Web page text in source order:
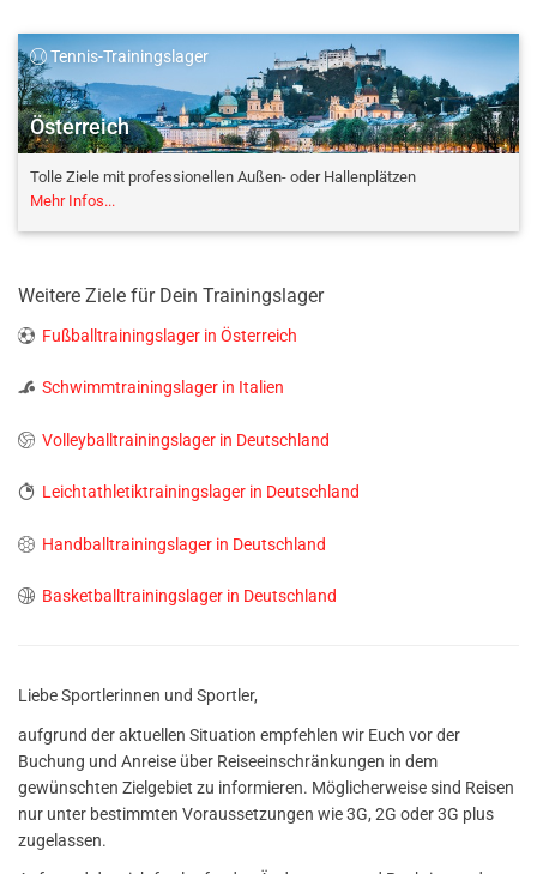
Tennis-Trainingslager
Österreich
Tolle Ziele mit professionellen Außen- oder Hallenplätzen
Mehr Infos...
Weitere Ziele für Dein Trainingslager
Fußballtrainingslager in Österreich
Schwimmtrainingslager in Italien
Volleyballtrainingslager in Deutschland
Leichtathletiktrainingslager in Deutschland
Handballtrainingslager in Deutschland
Basketballtrainingslager in Deutschland
Liebe Sportlerinnen und Sportler,
aufgrund der aktuellen Situation empfehlen wir Euch vor der
Buchung und Anreise über Reiseeinschränkungen in dem
gewünschten Zielgebiet zu informieren. Möglicherweise sind Reisen
nur unter bestimmten Voraussetzungen wie 3G, 2G oder 3G plus
zugelassen.